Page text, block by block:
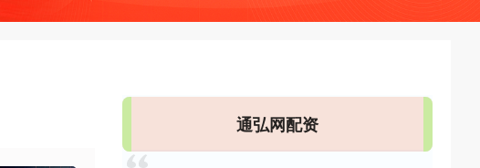
通弘网配资